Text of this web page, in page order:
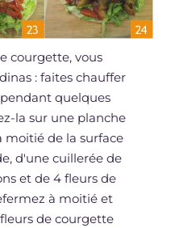
courgette, vous
: faites chauffer
quelques
la sur une planche
moitié de la surface
d'une cuillerée de
et de 4 fleurs de
à moitié et
de courgette